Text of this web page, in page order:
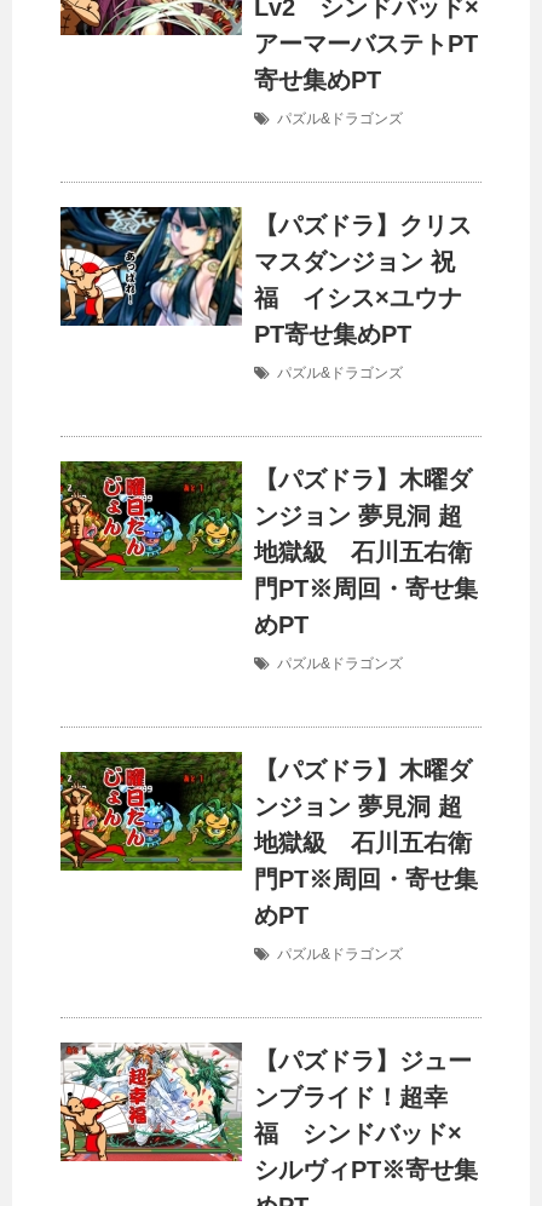
Lv2 シンドバッド×
アーマーバステトPT
寄せ集めPT
パズル&ドラゴンズ
【パズドラ】クリス
マスダンジョン 祝
福 イシス×ユウナ
PT寄せ集めPT
パズル&ドラゴンズ
【パズドラ】木曜ダ
ンジョン 夢見洞 超
地獄級 石川五右衛
門PT※周回・寄せ集
めPT
パズル&ドラゴンズ
【パズドラ】木曜ダ
ンジョン 夢見洞 超
地獄級 石川五右衛
門PT※周回・寄せ集
めPT
パズル&ドラゴンズ
【パズドラ】ジュー
ンブライド！超幸
福 シンドバッド×
シルヴィPT※寄せ集